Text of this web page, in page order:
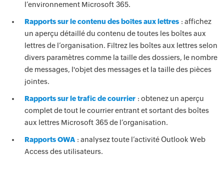
l’environnement Microsoft 365.
Rapports sur le contenu des boîtes aux lettres: affichez
un aperçu détaillé du contenu de toutes les boîtes aux
lettres de l’organisation. Filtrez les boîtes aux lettres selon
divers paramètres comme la taille des dossiers, le nombre
de messages, l'objet des messages et la taille des pièces
jointes.
Rapports sur le trafic de courrier: obtenez un aperçu
complet de tout le courrier entrant et sortant des boîtes
aux lettres Microsoft 365 de l’organisation.
Rapports OWA: analysez toute l’activité Outlook Web
Access des utilisateurs.